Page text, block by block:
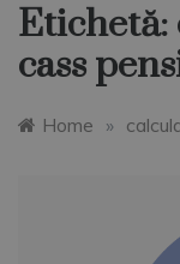
Etichetă:
cass
Home »